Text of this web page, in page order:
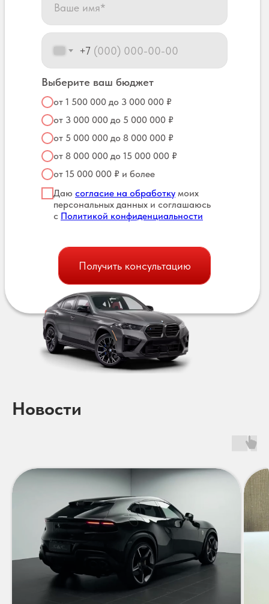
+7
Выберите ваш бюджет
от 1 500 000 до 3 000 000 ₽
от 3 000 000 до 5 000 000 ₽
от 5 000 000 до 8 000 000 ₽
от 8 000 000 до 15 000 000 ₽
от 15 000 000 ₽ и более
Даю согласие на обработку моих
персональных данных и соглашаюсь
с Политикой конфиденциальности
Получить консультацию
Новости